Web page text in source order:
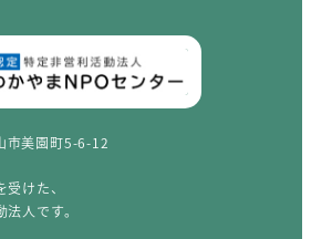
市美園町5-6-12
けた、
人です。